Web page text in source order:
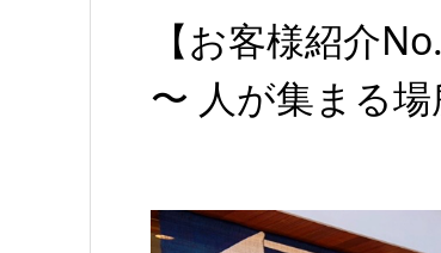
【お客様紹介
〜 人が集まる